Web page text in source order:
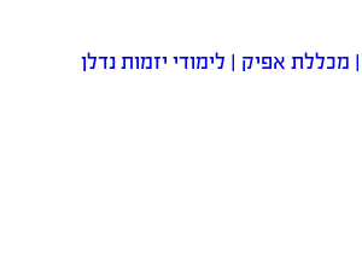
אפיק | לימודי יזמות נדלן